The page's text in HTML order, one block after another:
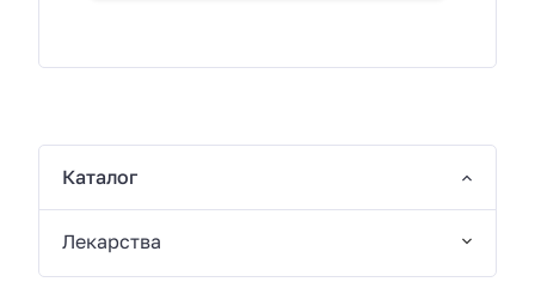
Каталог
Лекарства